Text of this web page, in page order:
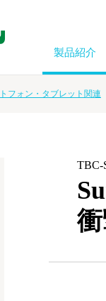
製品紹介
ティ制作
ングサービス
フォン・タブレット関連
TBC-